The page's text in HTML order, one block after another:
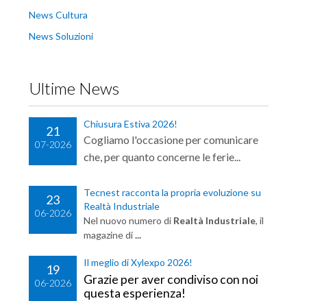
News Cultura
News Soluzioni
Ultime News
21
07-2026
Chiusura Estiva 2026!
Cogliamo l'occasione per comunicare
che, per quanto concerne le ferie...
23
06-2026
Tecnest racconta la propria evoluzione su
Realtà Industriale
Nel nuovo numero di Realtà Industriale, il
magazine di...
19
06-2026
Il meglio di Xylexpo 2026!
Grazie per aver condiviso con noi
questa esperienza!